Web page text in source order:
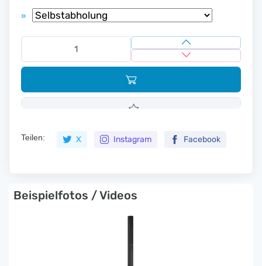
»
Teilen: X Instagram Facebook
Beispielfotos / Videos